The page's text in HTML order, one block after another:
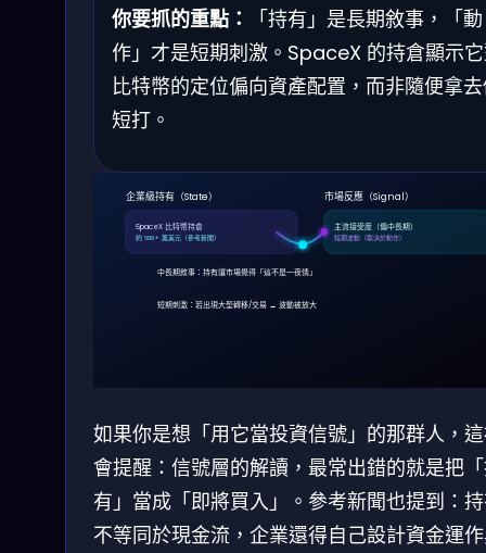
你要抓的重點：
「持有」是長期敘事，「動
作」才是短期刺激。SpaceX 的持倉顯示
比特幣的定位偏向資產配置，而非隨便拿
短打。
企業級持有（State）
SpaceX 比特幣持倉
約 600+ 萬美元（參考新聞）
市場反應（Signal）
主流接受度（偏中長期）
短期波動（取決於動作）
中長期敘事：持有讓市場覺得「這不是一夜情」
短期刺激：若出現大型轉移/交易 → 波動被放大
如果你是想「用它當投資信號」的那群人，
會提醒：信號層的解讀，最常出錯的就是把
有」當成「即將買入」。參考新聞也提到：
不等同於現金流，企業還得自己設計資金運